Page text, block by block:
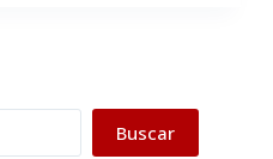
Buscar